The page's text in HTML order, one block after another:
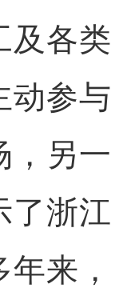
及各类
动参与
，另一
了浙江
来，